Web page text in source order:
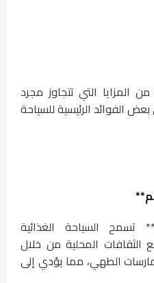
المزايا التي تتجاوز مجرد
الفوائد الرئيسية للسياحة
تسمح السياحة الغذائية
الثقافات المحلية من خلال
الطهي، مما يؤدي إلى